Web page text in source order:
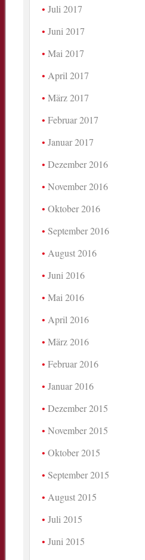
Juli 2017
Juni 2017
Mai 2017
April 2017
März 2017
Februar 2017
Januar 2017
Dezember 2016
November 2016
Oktober 2016
September 2016
August 2016
Juni 2016
Mai 2016
April 2016
März 2016
Februar 2016
Januar 2016
Dezember 2015
November 2015
Oktober 2015
September 2015
August 2015
Juli 2015
Juni 2015